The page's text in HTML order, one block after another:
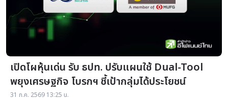
เปิดโผหุ้นเด่น รับ ธปท. ปรับแผนใช้ Dual-Tool
พยุงเศรษฐกิจ โบรกฯ ชี้เป้ากลุ่มได้ประโยชน์
31 ก.ค. 2569 13:25 น.